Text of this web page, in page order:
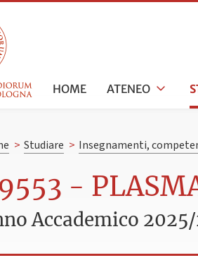
HOME ATENEO
> Studiare > Insegnamenti,
-
Accademico